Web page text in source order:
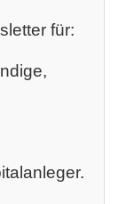
für: